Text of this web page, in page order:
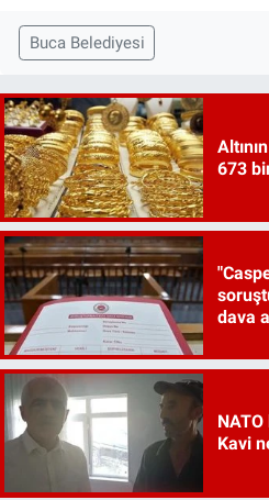
Buca Belediyesi
673
dava
NATO
Kavi